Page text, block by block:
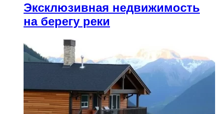
Эксклюзивная недвижимость
на берегу реки